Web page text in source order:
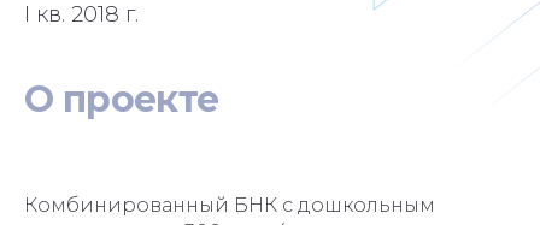
I кв. 2018 г.
О проекте
Комбинированный БНК с дошкольным